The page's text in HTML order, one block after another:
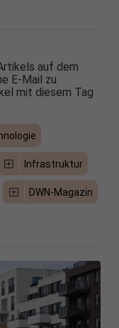
auf dem
E-Mail zu
mit diesem Tag
Infrastruktur
DWN-Magazin